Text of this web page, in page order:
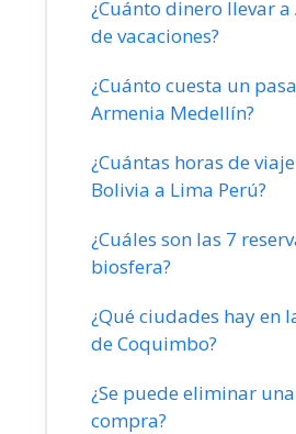
¿Cuánto dinero llevar
de vacaciones?
¿Cuánto cuesta un
Armenia Medellín?
¿Cuántas horas de
Bolivia a Lima Perú?
¿Cuáles son las 7
biosfera?
¿Qué ciudades hay en
de Coquimbo?
¿Se puede eliminar
compra?